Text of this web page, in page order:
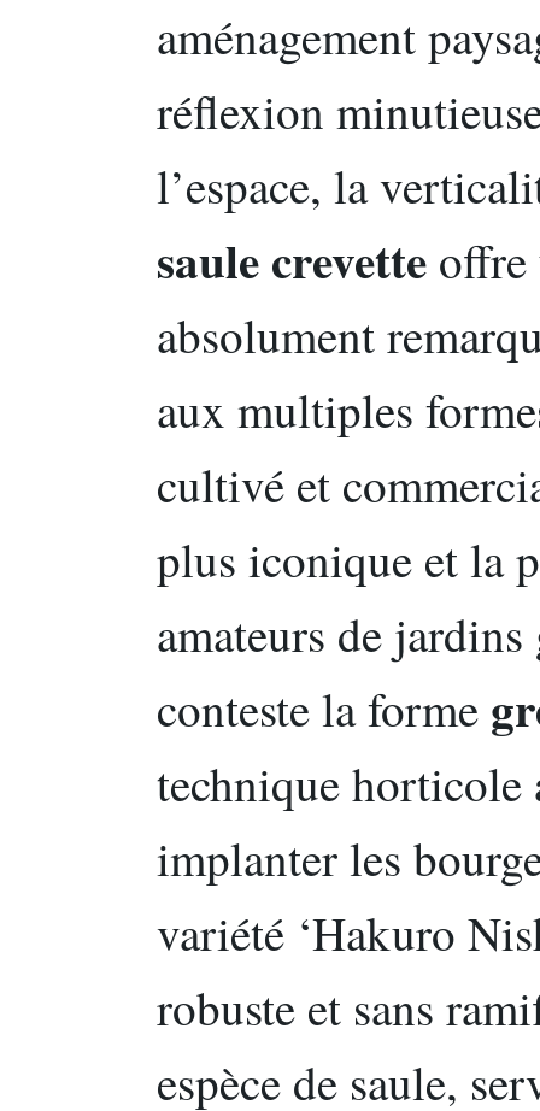
aménagement
réflexion
l’espace, la
saule crevette
absolument
aux multiples
cultivé et
plus iconique et la
amateurs de jardins
conteste la forme
technique horticole
implanter les
variété ‘Hakuro
robuste et sans
espèce de saule,